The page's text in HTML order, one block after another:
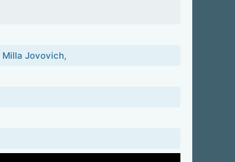
Milla Jovovich,